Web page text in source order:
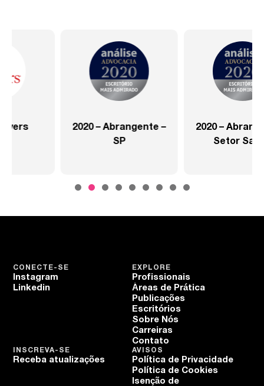
2020 – Abrangente –
2020 – Abrangente –
Setor Saúde
EXPLORE
Profissionais
Áreas de Prática
Publicações
Escritórios
Sobre Nós
Carreiras
Contato
CONECTE-SE
Instagram
Linkedin
AVISOS
Política de Privacidade
Política de Cookies
Isenção de
INSCREVA-SE
Receba atualizações